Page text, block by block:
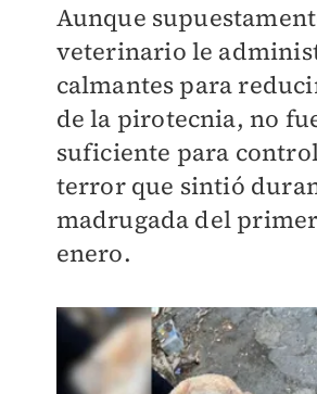
Aunque
veterinario le
calmantes para
de la pirotecnia, no
suficiente para
terror que sintió
madrugada del
enero.